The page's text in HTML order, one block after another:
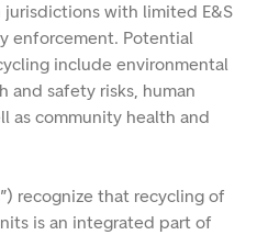
with limited E&S
enforcement. Potential
include environmental
and safety risks, human
as community health and
recognize that recycling of
is an integrated part of